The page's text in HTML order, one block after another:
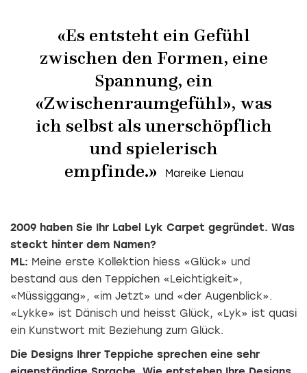
«Es entsteht ein Gefühl
zwischen den Formen, eine
Spannung, ein
«Zwischenraumgefühl», was
ich selbst als unerschöpflich
und spielerisch
empfinde.»
2009 haben Sie Ihr Label Lyk Carpet gegründet. Was
steckt hinter dem Namen?
ML: Meine erste Kollektion hiess «Glück» und
bestand aus den Teppichen «Leichtigkeit»,
«Müssiggang», «im Jetzt» und «der Augenblick».
«Lykke» ist Dänisch und heisst Glück, «Lyk» ist quasi
ein Kunstwort mit Beziehung zum Glück.
Die Designs Ihrer Teppiche sprechen eine sehr